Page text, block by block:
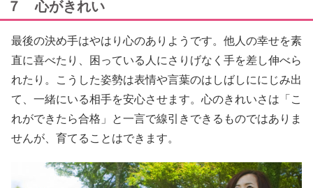
７ 心がきれい
最後の決め手はやはり心のありようです。他人の幸せを素
直に喜べたり、困っている人にさりげなく手を差し伸べら
れたり。こうした姿勢は表情や言葉のはしばしににじみ出
て、一緒にいる相手を安心させます。心のきれいさは「こ
れができたら合格」と一言で線引きできるものではありま
せんが、育てることはできます。